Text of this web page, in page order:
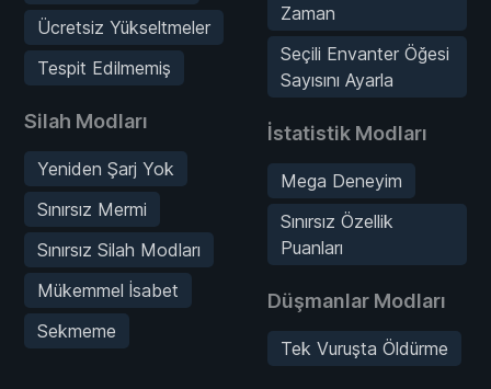
Ücretsiz Yükseltmeler
Tespit Edilmemiş
Silah Modları
Yeniden Şarj Yok
Sınırsız Mermi
Sınırsız Silah Modları
Mükemmel İsabet
Sekmeme
Zaman
Seçili Envanter Öğesi
Sayısını Ayarla
İstatistik Modları
Mega Deneyim
Sınırsız Özellik
Puanları
Düşmanlar Modları
Tek Vuruşta Öldürme